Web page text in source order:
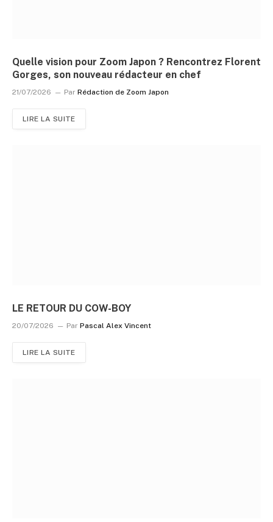
Quelle vision pour Zoom Japon ? Rencontrez Florent
Gorges, son nouveau rédacteur en chef
21/07/2026 Par Rédaction de Zoom Japon
LIRE LA SUITE
LE RETOUR DU COW-BOY
20/07/2026 Par Pascal Alex Vincent
LIRE LA SUITE